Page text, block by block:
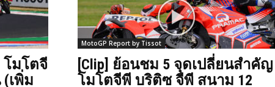
โมโตจี
เพิ่ม
MotoGP Report by Tissot
[Clip] ย้อนชม 5 จุดเปลี่ยนสำคัญ
โมโตจีพี บริติซ จีพี สนาม 12